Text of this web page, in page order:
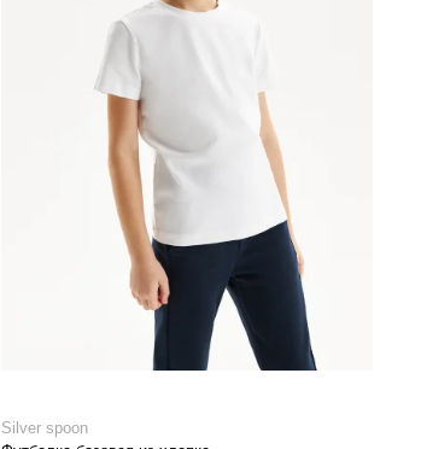
Silver spoon